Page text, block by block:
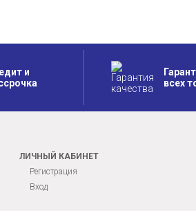
и
всех
ЛИЧНЫЙ КАБИНЕТ
Регистрация
Вход